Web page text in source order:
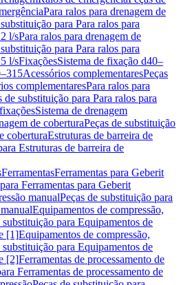
Para ralos para drenagem de
para Para ralos para
l/sPara ralos para drenagem de
para Para ralos para
l/sFixaçõesSistema de fixação d40–
Acessórios complementaresPeças
complementaresPara ralos para
de substituição para Para ralos para
Sistema de drenagem
de coberturaPeças de substituição
coberturaEstruturas de barreira de
Estruturas de barreira de
FerramentasFerramentas para Geberit
Ferramentas para Geberit
manualPeças de substituição para
Equipamentos de compressão,
substituição para Equipamentos de
[1]Equipamentos de compressão,
substituição para Equipamentos de
[2]Ferramentas de processamento de
Ferramentas de processamento de